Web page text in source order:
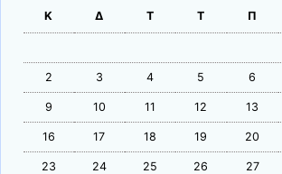
Κ Δ Τ Τ Π
2 3 4 5 6
9 10 11 12 13
16 17 18 19 20
23 24 25 26 27